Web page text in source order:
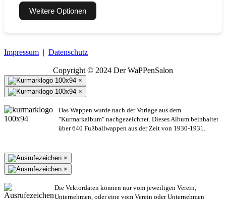
Weitere Optionen
Impressum | Datenschutz
Copyright © 2024 Der WaPPenSalon
×
×
Das Wappen wurde nach der Vorlage aus dem
"Kurmarkalbum" nachgezeichnet. Dieses Album beinhaltet
über 640 Fußballwappen aus der Zeit von 1930-1931.
×
×
Die Vektordaten können nur vom jeweiligen Verein,
Unternehmen, oder eine vom Verein oder Unternehmen